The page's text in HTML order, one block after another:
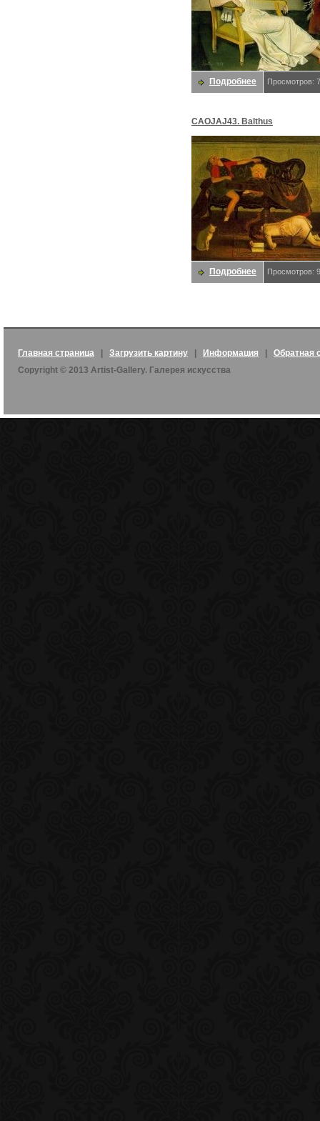
Подробнее Просмотров:
CAOJAJ43. Balthus
Подробнее Просмотров:
Главная страница Загрузить картину Информация
Обратная
Copyright © 2013 Artist-Gallery. Галерея искусства